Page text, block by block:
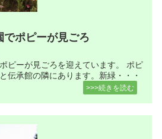
でポピーが見ごろ
ピーが見ごろを迎えています。 ポピ
伝承館の隣にあります。新緑・・・
>>>続きを読む